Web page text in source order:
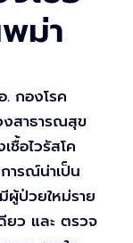
ม่า
. กองโรค
สาธารณสุข
ชื้อไวรัสโค
ารณ์น่าเป็น
ผู้ป่วยใหม่ราย
ยว และ ตรวจ